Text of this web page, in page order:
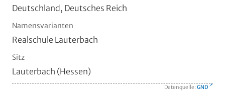
Deutschland, Deutsches Reich
Namensvarianten
Realschule Lauterbach
Sitz
Lauterbach (Hessen)
Datenquelle: GND